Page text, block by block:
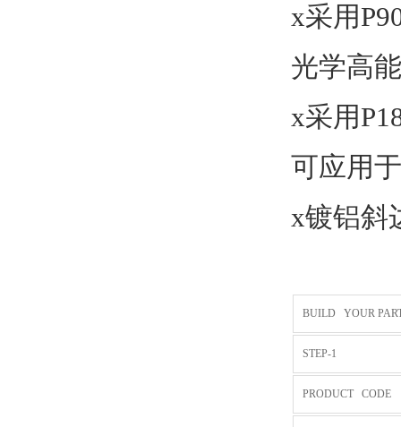
x采用
光学高
x采用
可应用
x镀铝斜
BUILD YOUR
STEP-1
PRODUCT CODE